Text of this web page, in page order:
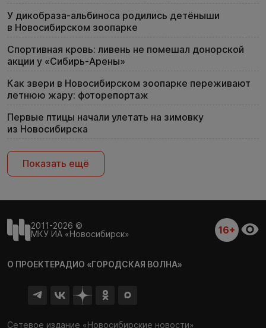
У дикобраза-альбиноса родились детёныши
в Новосибирском зоопарке
Спортивная кровь: ливень не помешал донорской
акции у «Сибирь-Арены»
Как звери в Новосибирском зоопарке переживают
летнюю жару: фоторепортаж
Первые птицы начали улетать на зимовку
из Новосибирска
Показать ещё
2011-2026 ©
МКУ ИА «Новосибирск»
16+
О ПРОЕКТЕРАДИО «ГОРОДСКАЯ ВОЛНА»
Сетевое издание «Новосибирские новости»